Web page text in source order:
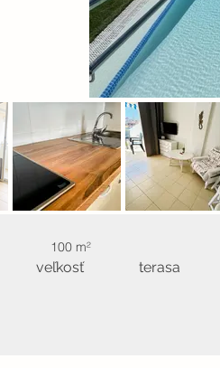
100 m²
veľkosť terasa